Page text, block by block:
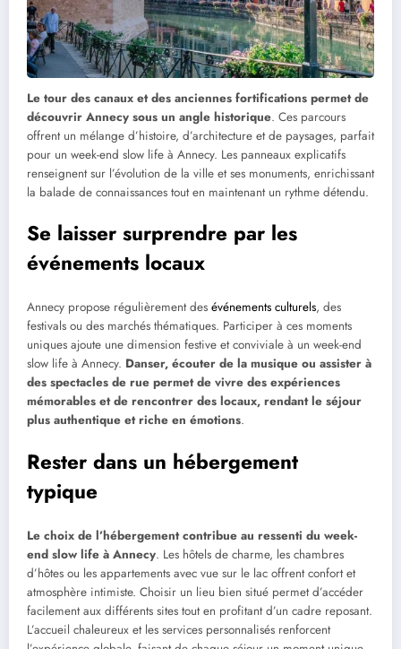
Le tour des canaux et des anciennes fortifications permet de
découvrir Annecy sous un angle historique. Ces parcours
offrent un mélange d’histoire, d’architecture et de paysages, parfait
pour un week-end slow life à Annecy. Les panneaux explicatifs
renseignent sur l’évolution de la ville et ses monuments, enrichissant
la balade de connaissances tout en maintenant un rythme détendu.
Se laisser surprendre par les
événements locaux
Annecy propose régulièrement des événements culturels, des
festivals ou des marchés thématiques. Participer à ces moments
uniques ajoute une dimension festive et conviviale à un week-end
slow life à Annecy. Danser, écouter de la musique ou assister à
des spectacles de rue permet de vivre des expériences
mémorables et de rencontrer des locaux, rendant le séjour
plus authentique et riche en émotions.
Rester dans un hébergement
typique
Le choix de l’hébergement contribue au ressenti du week-
end slow life à Annecy. Les hôtels de charme, les chambres
d’hôtes ou les appartements avec vue sur le lac offrent confort et
atmosphère intimiste. Choisir un lieu bien situé permet d’accéder
facilement aux différents sites tout en profitant d’un cadre reposant.
L’accueil chaleureux et les services personnalisés renforcent